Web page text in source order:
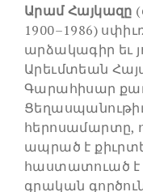
Արամ Հայկազը
1900–1986)
արձակագիր եւ
Արեւմտեան
Գարահիսար
հերոսամարտը,
ապրած է
հաստատուած է
գրական